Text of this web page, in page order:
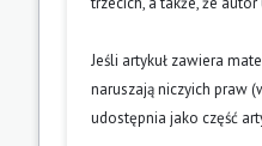
Jeśli artykuł zawiera
naruszają niczyich praw
udostępnia jako część